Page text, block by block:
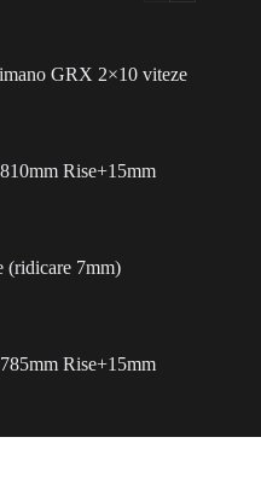
GRX 2×10 viteze
Rise+15mm
(ridicare 7mm)
Rise+15mm